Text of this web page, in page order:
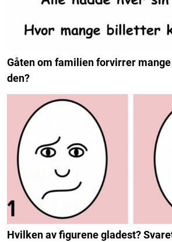
Gåten om familien forvirrer
den?
Hvilken av figurene gladest?